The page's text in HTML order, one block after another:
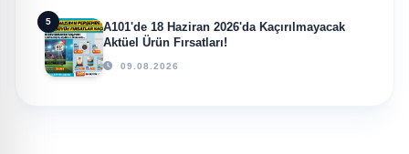
5
A101'de 18 Haziran 2026'da Kaçırılmayacak
Aktüel Ürün Fırsatları!
09.08.2026